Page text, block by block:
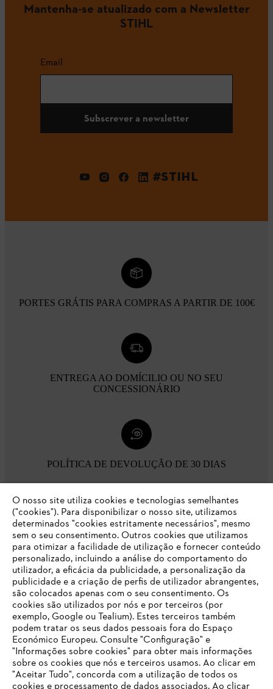
Mantenha-se atualizado com a Newsletter
STIHL
Email
Subscrever a newsletter
#STIHL
PORTES GRÁTIS PARA COMPRAS A PARTIR DE 100€
ENTREGA AO DOMÍCILIO OU NO SEU
CONCESSIONÁRIO
POLÍTICA DE DEVOLUÇÃO DE 30 DIAS
Opções de pagamento
Empresa
FAQs Loja Online
O SEU NAVEGADOR NÃO SUPORTA
ESTE WEBSITE
O nosso site utiliza cookies e tecnologias semelhantes
("cookies"). Para disponibilizar o nosso site, utilizamos
determinados "cookies estritamente necessários", mesmo
sem o seu consentimento. Outros cookies que utilizamos
para otimizar a facilidade de utilização e fornecer conteúdo
personalizado, incluindo a análise do comportamento do
utilizador, a eficácia da publicidade, a personalização da
publicidade e a criação de perfis de utilizador abrangentes,
são colocados apenas com o seu consentimento. Os
cookies são utilizados por nós e por terceiros (por
exemplo, Google ou Tealium). Estes terceiros também
podem tratar os seus dados pessoais fora do Espaço
Económico Europeu. Consulte "Configuração" e
"Informações sobre cookies" para obter mais informações
sobre os cookies que nós e terceiros usamos. Ao clicar em
"Aceitar Tudo", concorda com a utilização de todos os